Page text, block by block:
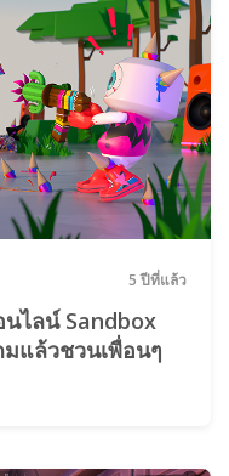
5 ปีที่แล้ว
ไลน์ Sandbox
มแล้วชวนเพื่อนๆ